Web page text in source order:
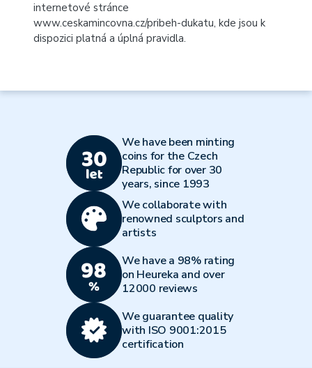
internetové stránce
www.ceskamincovna.cz/pribeh-dukatu, kde jsou k
dispozici platná a úplná pravidla.
We have been minting
coins for the Czech
Republic for over 30
years, since 1993
We collaborate with
renowned sculptors and
artists
We have a 98% rating
on Heureka and over
12000 reviews
We guarantee quality
with ISO 9001:2015
certification